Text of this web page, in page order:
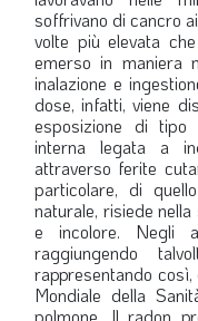
soffrivano di cancro
volte più elevata
emerso in maniera
inalazione e
dose, infatti, viene
esposizione di tipo
interna legata a
attraverso ferite
particolare, di
naturale, risiede
e incolore. Negli
raggiungendo
rappresentando così,
Mondiale della
polmone. Il radon